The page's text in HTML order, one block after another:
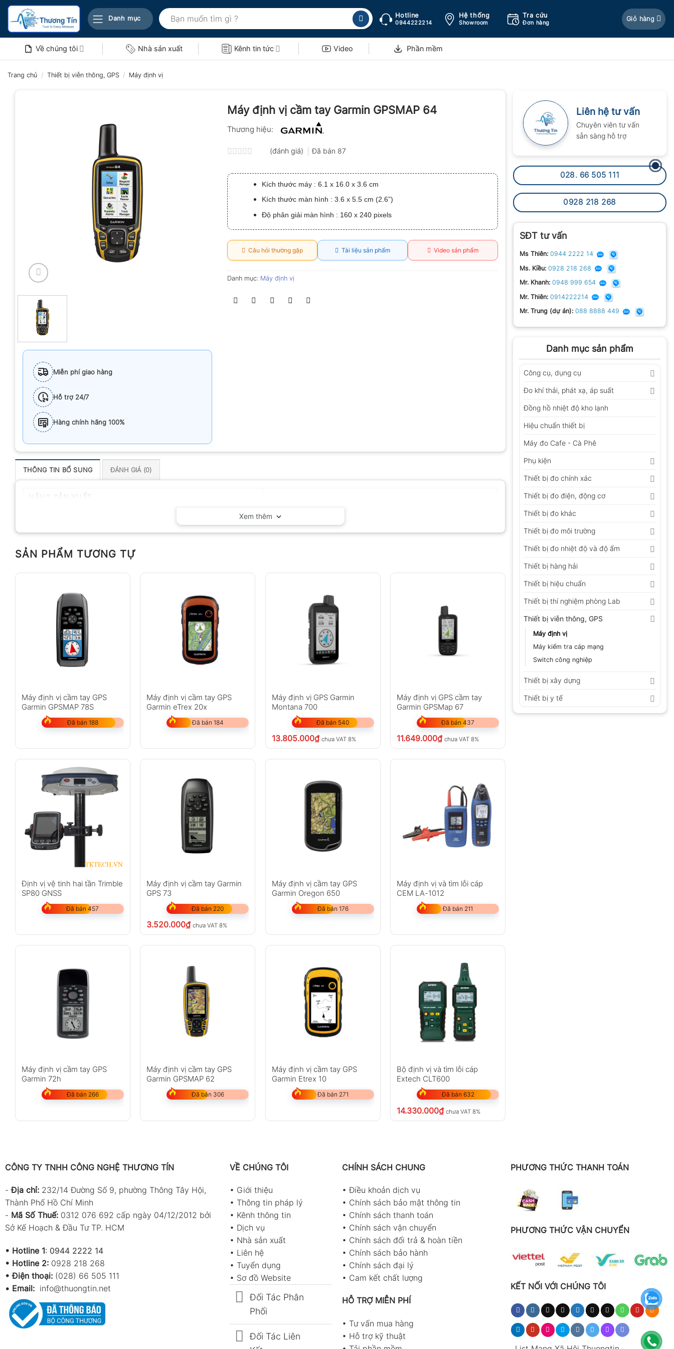
Bỏ
nội
Danh mục
Tìm
kiếm:
Hotline
0944222214
Hệ thống
Showroom
Tra cứu
Đơn hàng
Giỏ hàng
Về chúng tôi Nhà sản xuất Kênh tin tức Video Phần mềm
Trang chủ / Thiết bị viễn thông, GPS / Máy định vị
Liên hệ tư vấn
Chuyên viên tư vấn
sẵn sàng hỗ trợ
028. 66 505 111
0928 218 268
SĐT tư vấn
Ms Thiên: 0944 2222 14
Ms. Kiều: 0928 218 268
Mr. Khanh: 0948 999 654
Mr. Thiên: 0914222214
Mr. Trung (dự án): 088 8888 449
Danh mục sản phẩm
Công cụ, dụng cụ
Đo khí thải, phát xạ, áp suất
Đồng hồ nhiệt độ kho lạnh
Hiệu chuẩn thiết bị
Máy đo Cafe - Cà Phê
Phụ kiện
Thiết bị đo chính xác
Thiết bị đo điện, động cơ
Thiết bị đo khác
Thiết bị đo môi trường
Thiết bị đo nhiệt độ và độ ẩm
Thiết bị hàng hải
Thiết bị hiệu chuẩn
Thiết bị thí nghiệm phòng Lab
Thiết bị viễn thông, GPS
Máy định vị
Máy kiểm tra cáp mạng
Switch công nghiệp
Thiết bị xây dựng
Thiết bị y tế
Miễn phí giao hàng
Hỗ trợ 24/7
Hàng chính hãng 100%
Máy định vị cầm tay Garmin GPSMAP 64
Thương hiệu:
xếp
hạng
0.0
5
sao
(đánh giá) Đã bán 87
Kích thước máy : 6.1 x 16.0 x 3.6 cm
Kích thước màn hình : 3.6 x 5.5 cm (2.6”)
Độ phân giải màn hình : 160 x 240 pixels
Câu hỏi thường gặp Tài liệu sản phẩm Video sản phẩm
Danh mục: Máy định vị
THÔNG TIN BỔ SUNG ĐÁNH GIÁ (0)
Xem thêm
SẢN PHẨM TƯƠNG TỰ
Máy định vị cầm tay GPS
Garmin GPSMAP 78S
Đã bán 188
Máy định vị cầm tay GPS
Garmin eTrex 20x
Đã bán 184
Máy định vị GPS Garmin
Montana 700
Đã bán 540
13.805.000₫ chưa VAT 8%
Máy định vị GPS cầm tay
Garmin GPSMap 67
Đã bán 437
11.649.000₫ chưa VAT 8%
Định vị vệ tinh hai tần Trimble
SP80 GNSS
Đã bán 457
Máy định vị cầm tay Garmin
GPS 73
Đã bán 220
3.520.000₫ chưa VAT 8%
Máy định vị cầm tay GPS
Garmin Oregon 650
Đã bán 176
Máy định vị và tìm lỗi cáp
CEM LA-1012
Đã bán 211
Máy định vị cầm tay GPS
Garmin 72h
Đã bán 266
Máy định vị cầm tay GPS
Garmin GPSMAP 62
Đã bán 306
Máy định vị cầm tay GPS
Garmin Etrex 10
Đã bán 271
Bộ định vị và tìm lỗi cáp
Extech CLT600
Đã bán 632
14.330.000₫ chưa VAT 8%
CÔNG TY TNHH CÔNG NGHỆ THƯƠNG TÍN
-Địa chỉ: 232/14 Đường Số 9, phường Thông Tây Hội,
Thành Phố Hồ Chí Minh
- Mã Số Thuế: 0312 076 692 cấp ngày 04/12/2012 bởi
Sở Kế Hoạch & Đầu Tư TP. HCM
• Hotline 1: 0944 2222 14
• Hotline 2: 0928 218 268
• Điện thoại: (028) 66 505 111
• Email: info@thuongtin.net
VỀ CHÚNG TÔI
• Giới thiệu
• Thông tin pháp lý
• Kênh thông tin
• Dịch vụ
• Nhà sản xuất
• Liên hệ
• Tuyển dụng
• Sơ đồ Website
Đối Tác Phân
Phối
Đối Tác Liên
CHÍNH SÁCH CHUNG
•Điều khoản dịch vụ
• Chính sách bảo mật thông tin
• Chính sách thanh toán
• Chính sách vận chuyển
• Chính sách đổi trả & hoàn tiền
• Chính sách bảo hành
• Chính sách đại lý
• Cam kết chất lượng
HỖ TRỢ MIỄN PHÍ
• Tư vấn mua hàng
• Hỗ trợ kỹ thuật
PHƯƠNG THỨC THANH TOÁN
PHƯƠNG THỨC VẬN CHUYỂN
KẾT NỐI VỚI CHÚNG TÔI